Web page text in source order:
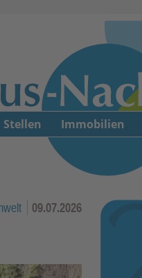
09.07.2026
Stellen Immobilien